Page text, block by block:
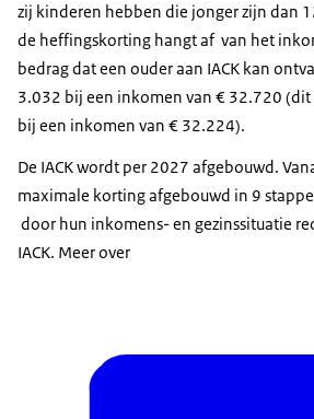
zij kinderen hebben die jonger zijn dan
de heffingskorting hangt af van het
bedrag dat een ouder aan IACK kan
3.032 bij een inkomen van € 32.720
bij een inkomen van € 32.224).
De IACK wordt per 2027 afgebouwd.
maximale korting afgebouwd in 9
door hun inkomens- en gezinssituatie
IACK. Meer over